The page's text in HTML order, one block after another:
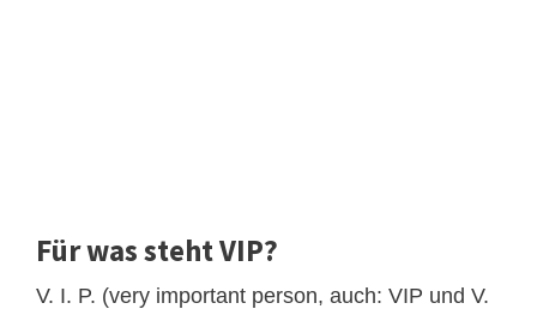
Für was steht VIP?
V. I. P. (very important person, auch: VIP und V.